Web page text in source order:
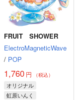
FRUIT SHOWER
ElectroMagneticWave
/ POP
1,760 円 （税込）
オリジナル
虹原いんく